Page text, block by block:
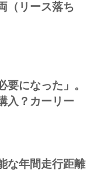
（リース落ち
要になった」。
入？カーリー
な年間走行距離